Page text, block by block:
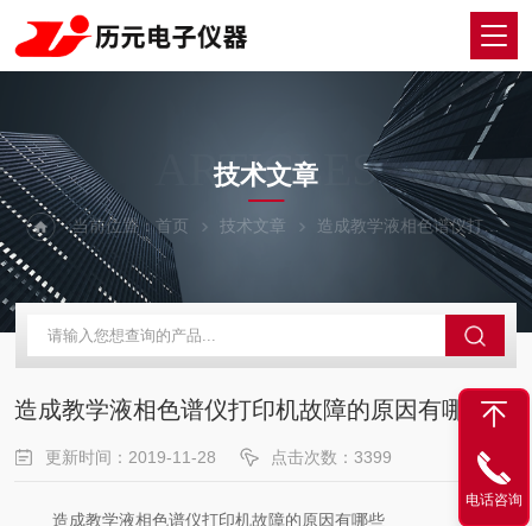
ARTICLES
技术文章
当前位置：首页 技术文章 造成教学液相色谱仪打印机故障的原因有哪些
造成教学液相色谱仪打印机故障的原因有哪些
更新时间：2019-11-28 点击次数：3399
造成教学液相色谱仪打印机故障的原因有哪些
电话咨询